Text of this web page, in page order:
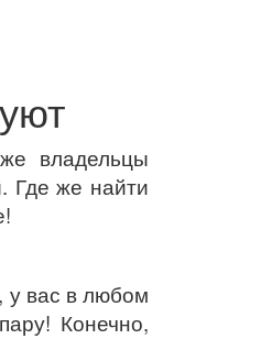
владельцы
Где же найти
у вас в любом
Конечно,